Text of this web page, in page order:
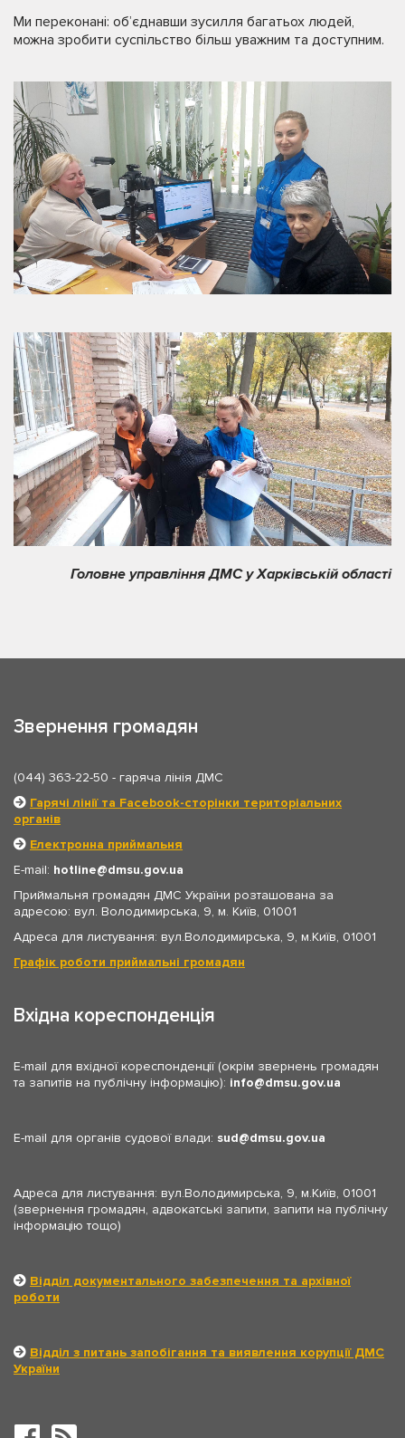
Ми переконані: об’єднавши зусилля багатьох людей,
можна зробити суспільство більш уважним та доступним.
Головне управління ДМС у Харківській області
Звернення громадян
(044) 363-22-50 - гаряча лінія ДМС
Гарячі лінії та Facebook-сторінки територіальних
органів
Електронна приймальня
E-mail: hotline
dmsu.gov.ua
Приймальня громадян ДМС України розташована за
адресою: вул. Володимирська, 9, м. Київ, 01001
Адреса для листування: вул.Володимирська, 9, м.Київ, 01001
Графік роботи приймальні громадян
Вхідна кореспонденція
E-mail для вхідної кореспонденції (окрім звернень громадян
та запитів на публічну інформацію): info dmsu.gov.ua
E-mail для органів судової влади: sud dmsu.gov.ua
Адреса для листування: вул.Володимирська, 9, м.Київ, 01001
(звернення громадян, адвокатські запити, запити на публічну
інформацію тощо)
Відділ документального забезпечення та архівної
роботи
Відділ з питань запобігання та виявлення корупції ДМС
України